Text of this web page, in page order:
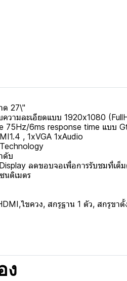
ด 27\"
วามละเอียดแบบ 1920x1080
75Hz/6ms response time แบบ
, 1xVGA 1xAudio
ดับ
ลดขอบจอเพื่อการรับชมที่เต็
นติเมตร
ไขควง, สกรูฐาน 1 ตัว, สกรูขา
ง